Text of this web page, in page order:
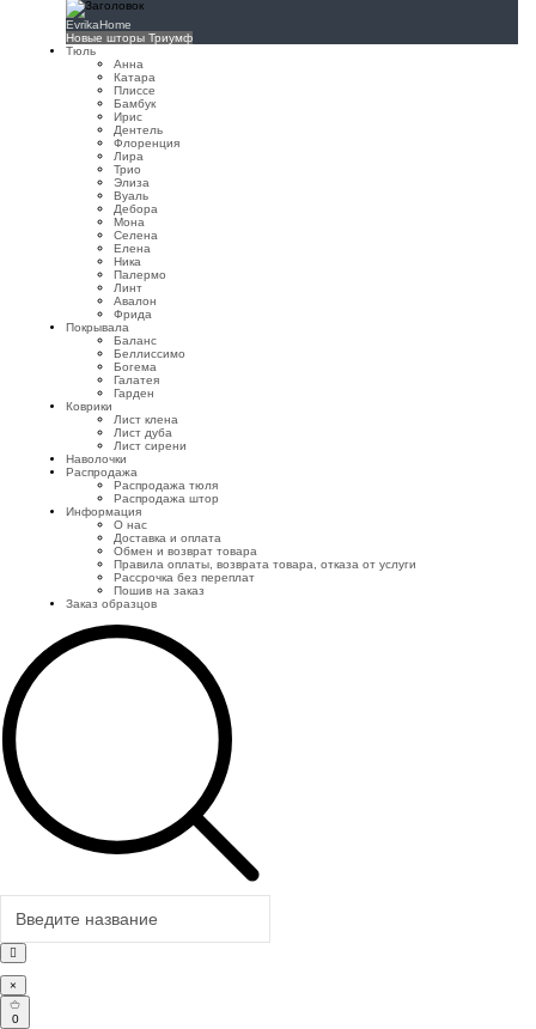
EvrikaHome
Новые шторы Триумф
Тюль
Анна
Катара
Плиссе
Бамбук
Ирис
Дентель
Флоренция
Лира
Трио
Элиза
Вуаль
Дебора
Мона
Селена
Елена
Ника
Палермо
Линт
Авалон
Фрида
Покрывала
Баланс
Беллиссимо
Богема
Галатея
Гарден
Коврики
Лист клена
Лист дуба
Лист сирени
Наволочки
Распродажа
Распродажа тюля
Распродажа штор
Информация
О нас
Доставка и оплата
Обмен и возврат товара
Правила оплаты, возврата товара, отказа от услуги
Рассрочка без переплат
Пошив на заказ
Заказ образцов
×
0